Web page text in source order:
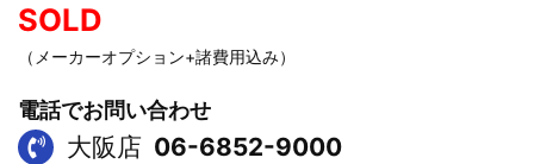
SOLD
（メーカーオプション+諸費用込み）
電話でお問い合わせ
大阪店 06-6852-9000